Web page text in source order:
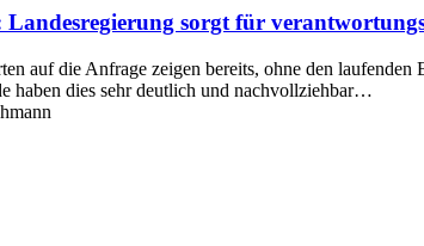
Landesregierung sorgt für
auf die Anfrage zeigen bereits, ohne den
haben dies sehr deutlich und nachvollziehbar…